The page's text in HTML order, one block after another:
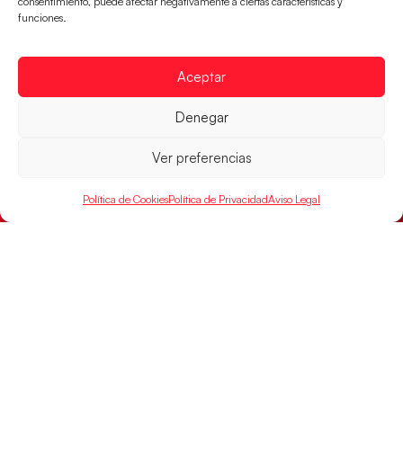
funciones.
Aceptar
Denegar
Ver preferencias
Política de CookiesPolítica de PrivacidadAviso Legal
cuartos de final, este jueves a las 17:00h.